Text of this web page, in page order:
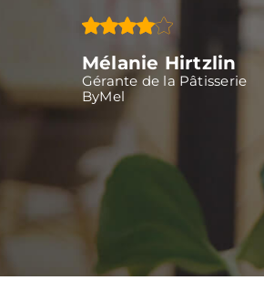
Mélanie Hirtzlin
Gérante de la Pâtisserie
ByMel